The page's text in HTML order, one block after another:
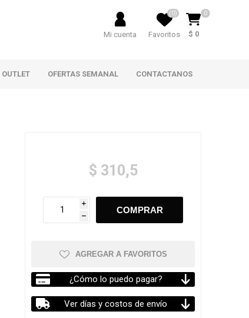
Mi cuenta Favoritos
(0) 0
$ 0
OUTLET OFERTAS SEMANAL CONTACTANOS
$ 310,5
i
h
AGREGAR A FAVORITOS
¿Cómo lo puedo pagar?
Ver días y costos de envío